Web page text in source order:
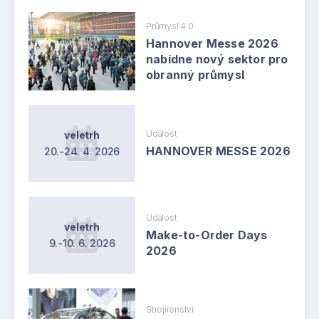
Průmysl 4.0
Hannover Messe 2026
nabídne nový sektor pro
obranný průmysl
veletrh
20.-24. 4. 2026
Událost
HANNOVER MESSE 2026
veletrh
9.-10. 6. 2026
Událost
Make-to-Order Days
2026
Strojírenství